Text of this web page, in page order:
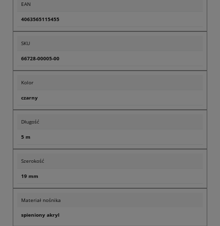
EAN
4063565115455
SKU
66728-00005-00
Kolor
czarny
Długość
5 m
Szerokość
19 mm
Materiał nośnika
spieniony akryl